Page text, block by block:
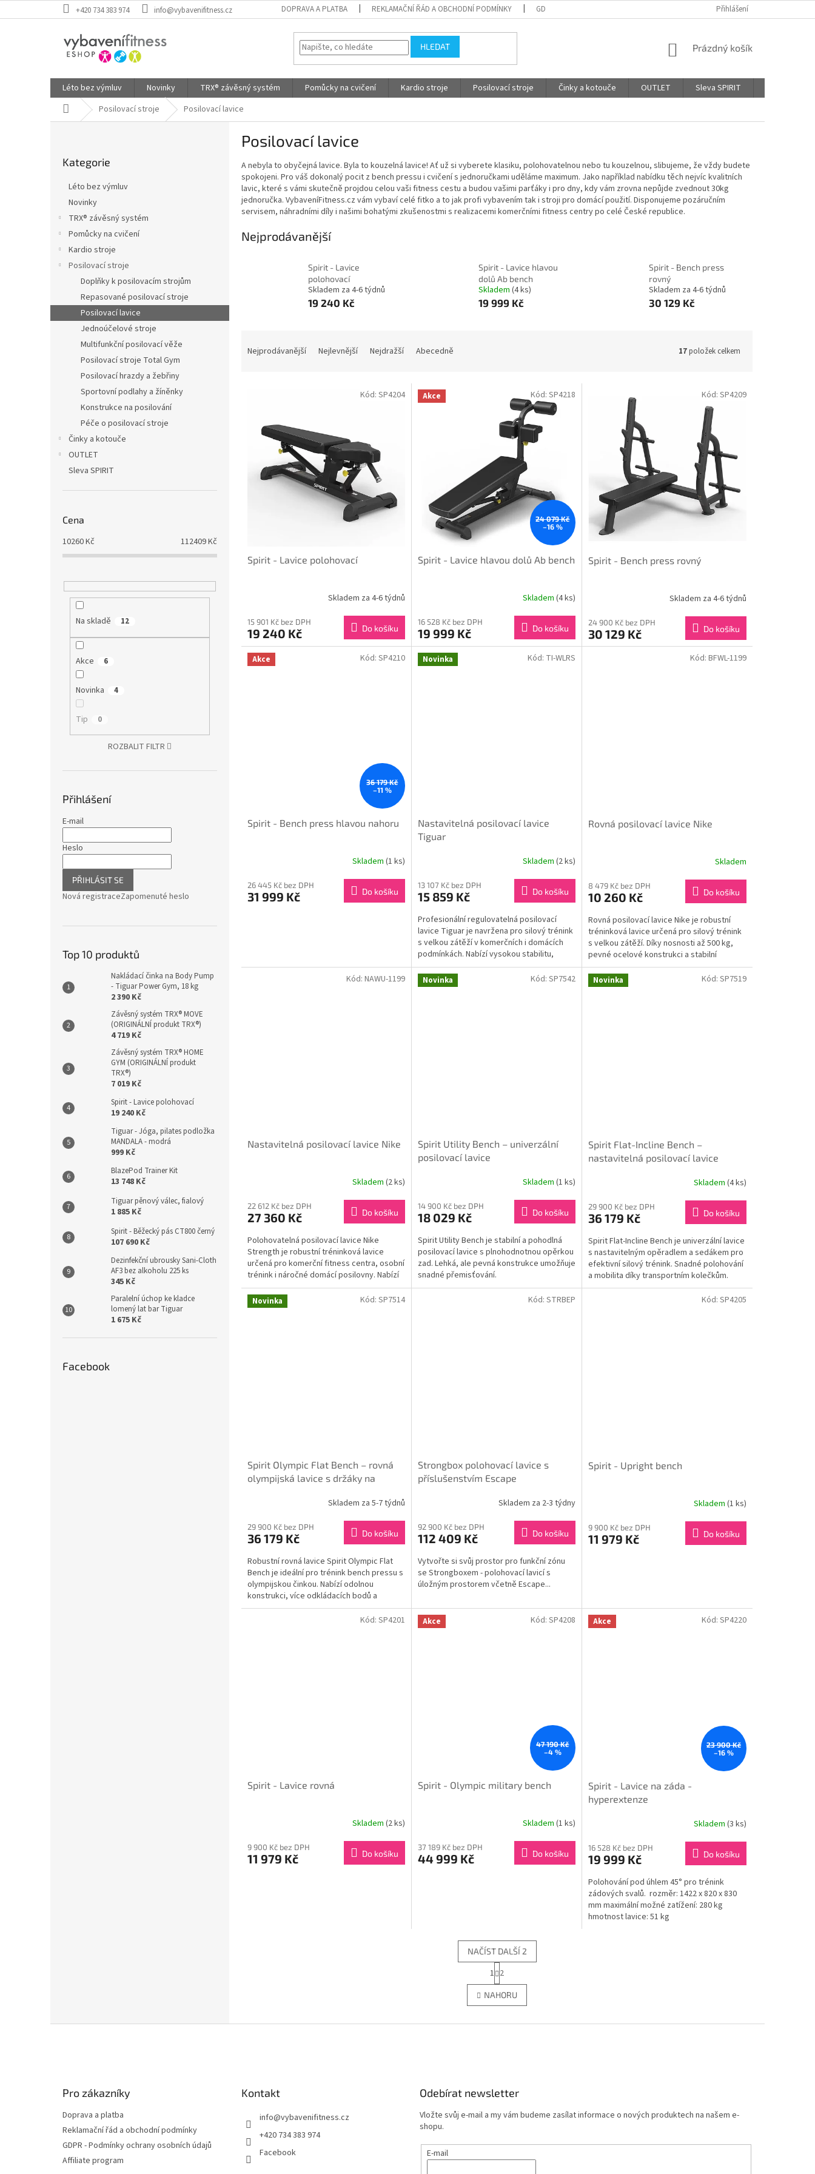
na
+420 734 383 974 info@vybavenifitness.cz DOPRAVA A PLATBA REKLAMAČNÍ ŘÁD A OBCHODNÍ PODMÍNKY GDPR - PODMÍNKY OCHRANY OSOBNÍCH ÚDAJŮ AFFILIATE PROGRAM
Přihlášení
HLEDAT
NÁKUPNÍ
Prázdný košík
Léto bez výmluv Novinky TRX® závěsný systém Pomůcky na cvičení Kardio stroje Posilovací stroje Činky a kotouče OUTLET Sleva SPIRIT
Domů Posilovací stroje Posilovací lavice
l
kategorie
Kategorie
Léto bez výmluv
Novinky
TRX® závěsný systém
Pomůcky na cvičení
Kardio stroje
Posilovací stroje
Doplňky k posilovacím strojům
Repasované posilovací stroje
Posilovací lavice
Jednoúčelové stroje
Multifunkční posilovací věže
Posilovací stroje Total Gym
Posilovací hrazdy a žebřiny
Sportovní podlahy a žíněnky
Konstrukce na posilování
Péče o posilovací stroje
Činky a kotouče
OUTLET
Sleva SPIRIT
Cena
10260Kč 112409Kč
Na skladě 12
Akce 6
Novinka 4
Tip 0
ROZBALIT FILTR
Přihlášení
E-mail
Heslo
PŘIHLÁSIT SE
Nová registraceZapomenuté heslo
Top 10 produktů
Nakládací činka na Body Pump
- Tiguar Power Gym, 18 kg
2 390 Kč
Závěsný systém TRX® MOVE
(ORIGINÁLNÍ produkt TRX®)
4 719 Kč
Závěsný systém TRX® HOME
GYM (ORIGINÁLNÍ produkt
TRX®)
7 019 Kč
Spirit - Lavice polohovací
19 240 Kč
Tiguar - Jóga, pilates podložka
MANDALA - modrá
999 Kč
BlazePod Trainer Kit
13 748 Kč
Tiguar pěnový válec, fialový
1 885 Kč
Spirit - Běžecký pás CT800 černý
107 690 Kč
Dezinfekční ubrousky Sani-Cloth
AF3 bez alkoholu 225 ks
345 Kč
Paralelní úchop ke kladce
lomený lat bar Tiguar
1 675 Kč
Facebook
Posilovací lavice
A nebyla to obyčejná lavice. Byla to kouzelná lavice! Ať už si vyberete klasiku, polohovatelnou nebo tu kouzelnou, slibujeme, že vždy budete
spokojeni. Pro váš dokonalý pocit z bench pressu i cvičení s jednoručkami uděláme maximum. Jako například nabídku těch nejvíc kvalitních
lavic, které s vámi skutečně projdou celou vaši fitness cestu a budou vašimi parťáky i pro dny, kdy vám zrovna nepůjde zvednout 30kg
jednoručka. VybaveníFitness.cz vám vybaví celé fitko a to jak profi vybavením tak i stroji pro domácí použití. Disponujeme pozáručním
servisem, náhradními díly i našimi bohatými zkušenostmi s realizacemi komerčními fitness centry po celé České republice.
Nejprodávanější
Spirit - Lavice
polohovací
Skladem za 4-6 týdnů
19 240 Kč
Spirit - Lavice hlavou
dolů Ab bench
Skladem (4 ks)
19 999 Kč
Spirit - Bench press
rovný
Skladem za 4-6 týdnů
30 129 Kč
Nejprodávanější Nejlevnější Nejdražší Abecedně 17položek celkem
Spirit - Lavice polohovací
Skladem za 4-6 týdnů
15 901 Kč bez DPH
19 240 Kč Do košíku
Kód: SP4204 Akce
24 079 Kč
–16 %
Spirit - Lavice hlavou dolů Ab bench
Skladem (4 ks)
16 528 Kč bez DPH
19 999 Kč Do košíku
Kód: SP4218
Spirit - Bench press rovný
Skladem za 4-6 týdnů
24 900 Kč bez DPH
30 129 Kč Do košíku
Kód: SP4209
Akce
36 179 Kč
–11 %
Spirit - Bench press hlavou nahoru
Skladem (1 ks)
26 445 Kč bez DPH
31 999 Kč Do košíku
Kód: SP4210 Novinka
Nastavitelná posilovací lavice
Tiguar
Skladem (2 ks)
13 107 Kč bez DPH
15 859 Kč Do košíku
Profesionální regulovatelná posilovací
lavice Tiguar je navržena pro silový trénink
s velkou zátěží v komerčních i domácích
podmínkách. Nabízí vysokou stabilitu,
přesné...
Kód: TI-WLRS
Rovná posilovací lavice Nike
Skladem
8 479 Kč bez DPH
10 260 Kč Do košíku
Rovná posilovací lavice Nike je robustní
tréninková lavice určená pro silový trénink
s velkou zátěží. Díky nosnosti až 500 kg,
pevné ocelové konstrukci a stabilní
základně...
Kód: BFWL-1199
Nastavitelná posilovací lavice Nike
Skladem (2 ks)
22 612 Kč bez DPH
27 360 Kč Do košíku
Polohovatelná posilovací lavice Nike
Strength je robustní tréninková lavice
určená pro komerční fitness centra, osobní
trénink i náročné domácí posilovny. Nabízí
široký rozsah...
Kód: NAWU-1199 Novinka
Spirit Utility Bench – univerzální
posilovací lavice
Skladem (1 ks)
14 900 Kč bez DPH
18 029 Kč Do košíku
Spirit Utility Bench je stabilní a pohodlná
posilovací lavice s plnohodnotnou opěrkou
zad. Lehká, ale pevná konstrukce umožňuje
snadné přemisťování.
Kód: SP7542 Novinka
Spirit Flat-Incline Bench –
nastavitelná posilovací lavice
Skladem (4 ks)
29 900 Kč bez DPH
36 179 Kč Do košíku
Spirit Flat-Incline Bench je univerzální lavice
s nastavitelným opěradlem a sedákem pro
efektivní silový trénink. Snadné polohování
a mobilita díky transportním kolečkům.
Kód: SP7519
Novinka
Spirit Olympic Flat Bench – rovná
olympijská lavice s držáky na
Skladem za 5-7 týdnů
29 900 Kč bez DPH
36 179 Kč Do košíku
Robustní rovná lavice Spirit Olympic Flat
Bench je ideální pro trénink bench pressu s
olympijskou činkou. Nabízí odolnou
konstrukci, více odkládacích bodů a
integrovaný úložný...
Kód: SP7514
Strongbox polohovací lavice s
příslušenstvím Escape
Skladem za 2-3 týdny
92 900 Kč bez DPH
112 409 Kč Do košíku
Vytvořte si svůj prostor pro funkční zónu
se Strongboxem - polohovací lavicí s
úložným prostorem včetně Escape...
Kód: STRBEP
Spirit - Upright bench
Skladem (1 ks)
9 900 Kč bez DPH
11 979 Kč Do košíku
Kód: SP4205
Spirit - Lavice rovná
Skladem (2 ks)
9 900 Kč bez DPH
11 979 Kč Do košíku
Kód: SP4201 Akce
47 190 Kč
–4 %
Spirit - Olympic military bench
Skladem (1 ks)
37 189 Kč bez DPH
44 999 Kč Do košíku
Kód: SP4208 Akce
23 900 Kč
–16 %
Spirit - Lavice na záda -
hyperextenze
Skladem (3 ks)
16 528 Kč bez DPH
19 999 Kč Do košíku
Polohování pod úhlem 45° pro trénink
zádových svalů. rozměr: 1422 x 820 x 830
mm maximální možné zatížení: 280 kg
hmotnost lavice: 51 kg
Kód: SP4220
O
v
l
d
v
y
i
NAČÍST DALŠÍ 2
t
r
á
n
1 2
NAHORU
Pro zákazníky
Doprava a platba
Reklamační řád a obchodní podmínky
GDPR - Podmínky ochrany osobních údajů
Affiliate program
Kontakt
info@vybavenifitness.cz
+420 734 383 974
Facebook
Odebírat newsletter
Vložte svůj e-mail a my vám budeme zasílat informace o nových produktech na našem e-
shopu.
E-mail